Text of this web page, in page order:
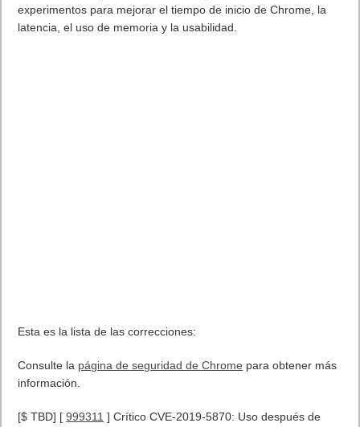
experimentos para mejorar el tiempo de inicio de Chrome, la
latencia, el uso de memoria y la usabilidad.
Esta es la lista de las correcciones:
Consulte la página de seguridad de Chrome para obtener más
información.
[$ TBD] [999311 ] Crítico CVE-2019-5870: Uso después de